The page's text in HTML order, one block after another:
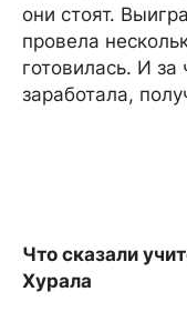
они стоят.
провела
готовилась. И
заработала,
Что сказали
Хурала